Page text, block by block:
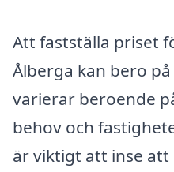
Att fastställa priset
Ålberga kan bero
varierar beroende
behov och
är viktigt att inse